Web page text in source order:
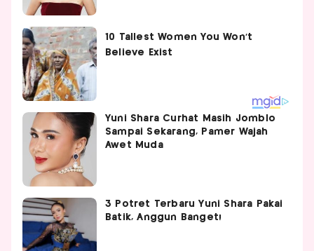
Yuni Shara Curhat Masih Jomblo
Sampai Sekarang, Pamer Wajah
Awet Muda
3 Potret Terbaru Yuni Shara Pakai
Batik, Anggun Banget!